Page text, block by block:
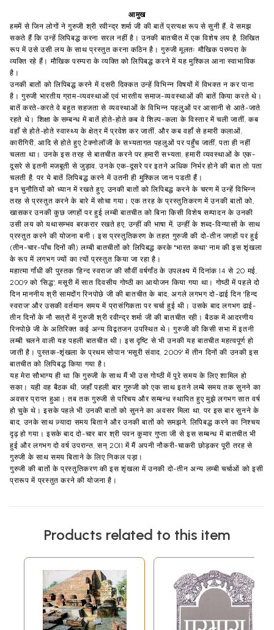
आमुख
हममें से जिन लोगों ने गुरुजी श्री रवीन्द्र शर्मा जी की बातें प्रत्यक्ष रूप से सुनी हैं, वे समझ
सकते हैं कि उन्हें लिपिबद्ध करना सरल नहीं है। उनकी बातचीत में एक विशेष लय है, लिखित
रूप में उसे उसी लय के साथ प्रस्तुत करना कठिन है। गुरुजी मूलतः मौखिक परम्परा के
व्यक्ति रहे हैं। मौखिक परम्परा के व्यक्ति को लिपिबद्ध करने में यह मुश्किल आना स्वाभाविक
है।
उनकी बातों को लिपिबद्ध करने में दसरी दिक्कत उन्हें विभिन्न विषयों में विभक्त न कर पाना
है। गुरुजी भारतीय ग्राम-व्यवस्थाओं एवं भारतीय समाज-व्यवस्थाओं की बातें किया करते थे।
बातें करते-करते वे बहुत सहजता से व्यवस्थाओं के विभिन्न पहलुओं पर आसानी से आते-जाते
रहते थे। शिक्षा के सम्बन्ध में बातें होते-होते कब वे शिल्प-कला के विस्तार में चली जातीं, कब
वहाँ से होते-होते स्वास्थ्य के क्षेत्र में प्रवेश कर जातीं, और कब वहाँ से हमारी कलाओं,
कारीगिरी, आदि से होते हुए टेक्नोलॉजी के सभ्यतागत पहलुओं पर पहुँच जातीं, पता ही नहीं
चलता था। उनके इस तरह से बातचीत करने पर हमारी सभ्यता, हमारी व्यवस्थाओं के एक-
दूसरे से इतनी मजबूती से जुड़ाव, उनके एक-दूसरे पर इतने अधिक निर्भर होने की बात तो पता
चलती है, पर ये बातें लिपिबद्ध करने में उतनी ही मुश्किल जान पडती हैं।
इन चुनौतियों को ध्यान में रखते हुए, उनकी बातों को लिपिबद्ध करने के चरण में उन्हें विभिन्न
तरह से प्रस्तुत करने के बारे में सोचा गया। एक तरह के प्रस्तुतिकरण में उनकी बातों को,
खासकर उनकी कुछ जगहों पर हुई लम्बी बातचीत को बिना किसी विशेष सम्पादन के उनकी
उसी लय को यथासम्भव बरकरार रखते हए, उन्हीं की भाषा में, उन्हीं के शब्द-विन्यासों के साथ
प्रस्तुत करने की योजना बनी। इस प्रस्तुतिकरण के तहत गुरुजी की दो-तीन जगहों पर हुई
(तीन-चार-पाँच दिनों की) लम्बी बातचीतों को लिपिबद्ध करके "भारत कथा' नाम की इस शृंखला
के रूप में लगभग ज्यों का त्यों प्रस्तुत किया जा रहा है।
महात्मा गाँधी की पुस्तक 'हिन्द स्वराज' की सौवीं वर्षगाँठ के उपलक्ष्य में दिनांक 14 से 20 मई,
2009 को 'सिद्ध', मसूरी में सात दिवसीय गोष्ठी का आयोजन किया गया था। गोष्ठी में पहले दो
दिन माननीय श्री सामदोंग रिनपोछे जी की बातचीत के बाद, अगले लगभग दो-ढाई दिन 'हिन्द
स्वराज' और उसकी वर्तमान समय में प्रासंगिकता पर चर्चा हुई थी। उसके बाद लगभग ढाई-
तीन दिनों के नौ सत्रों में गुरुजी श्री रवीन्द्र शर्मा जी की बातचीत रही। बैठक में आदरणीय
रिनपोछे जी के अतिरिक्त कई अन्य विद्वतजन उपस्थित थे। गुरुजी की किसी सभा में इतनी
लम्बी चलने वाली यह पहली बातचीत थी। इस दृष्टि से भी उनकी यह बातचीत महत्वपूर्ण हो
जाती है। पुस्तक-शृंखला के प्रथम सोपान 'मसूरी संवाद, 2009' में तीन दिनों की उनकी इस
बातचीत को लिपिबद्ध किया गया है।
यह मेरा सौभाग्य ही था कि गुरुजी के साथ मैं भी उस गोष्ठी में पूरे समय के लिए शामिल हो
सका। यही वह बैठक थी, जहाँ पहली बार गुरुजी को एक साथ इतने लम्बे समय तक सुनने का
अवसर प्राप्त हुआ। तब तक गुरुजी से परिचय और सम्बन्ध स्थापित हुए मुझे लगभग सात वर्ष
हो चुके थे। इसके पहले भी उनकी बातों को सुनने का अवसर मिला था, पर इस बार सुनने के
बाद, उनके साथ ज़्यादा समय बिताने और उनकी बातों को समझने, लिपिबद्ध करने का निश्चय
दृढ़ हो गया। इसके बाद दो-चार बार श्री पवन कुमार गुप्ता जी से इस सम्बन्ध में बातचीत भी
हुई और लगभग दो वर्ष उपरान्त, सन् 2011 में मैं अपनी नौकरी-चाकरी छोड़कर पूरी तरह से
गुरुजी के साथ समय बिताने के लिए निकल पड़ा।
गुरुजी की बातों के प्रस्तुतिकरण की इस शृंखला में उनकी दो-तीन अन्य लम्बी चर्चाओं को इसी
प्रारूप में प्रस्तुत करने की योजना है।
Products related to this item